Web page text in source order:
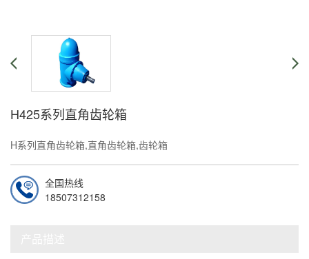
H425系列直角齿轮箱
H系列直角齿轮箱,直角齿轮箱,齿轮箱
全国热线
18507312158